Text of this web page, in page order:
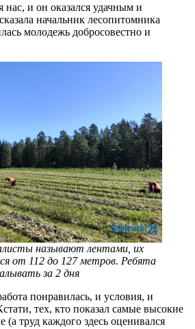
и он оказался удачным и
начальник лесопитомника
молодежь добросовестно и
называют лентами, их
от 112 до 127 метров. Ребята
за 2 дня
понравилась, и условия, и
тех, кто показал самые высокие
(а труд каждого здесь оценивался